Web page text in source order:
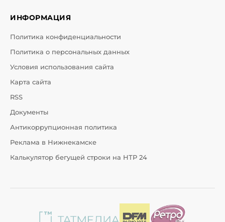
ИНФОРМАЦИЯ
Политика конфиденциальности
Политика о персональных данных
Условия использования сайта
Карта сайта
RSS
Документы
Антикоррупционная политика
Реклама в Нижнекамске
Калькулятор бегущей строки на НТР 24